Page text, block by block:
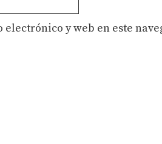
y web en este